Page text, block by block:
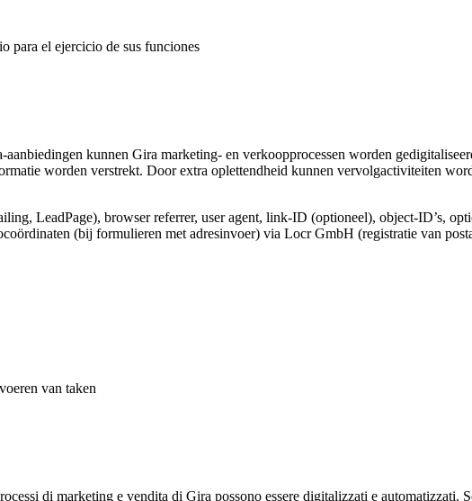
para el ejercicio de sus funciones
kunnen Gira marketing- en verkoopprocessen worden
worden verstrekt. Door extra oplettendheid kunnen vervolgactiviteiten
LeadPage), browser referrer, user agent, link-ID (optioneel), object-ID’s,
(bij formulieren met adresinvoer) via Locr GmbH (registratie van
van taken
di marketing e vendita di Gira possono essere digitalizzati e automatizzati.